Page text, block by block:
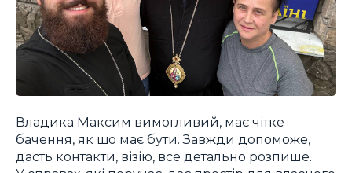
Владика Максим вимогливий, має чітке
бачення, як що має бути. Завжди допоможе,
дасть контакти, візію, все детально розпише.